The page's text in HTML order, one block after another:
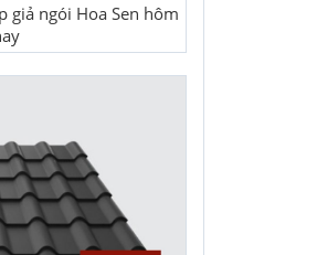
giả ngói Hoa Sen hôm